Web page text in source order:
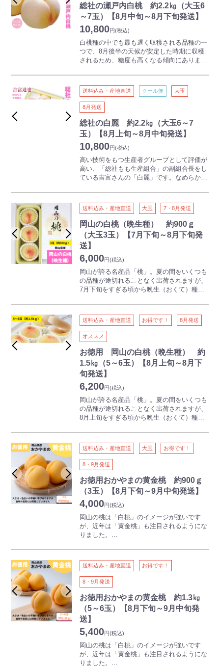
る」総社もも生産組合の心意気。適熟にこだ
わったブランド桃です。
総社の瀬戸内白桃 約2.2㎏（大玉6
～7玉）【8月中旬～8月下旬発送】
10,800円(税込)
白桃種の中でも最も遅く収穫される品種の一
つで、8月後半の天候が安定した時期に収穫
されるため、糖度も高くなる傾向にありま
※佐伯亮太朗さんを中心とした「総社もも生
産組合」の桃をお届けします。
吉備路として有名な古代吉備文化発祥の地・
総社市から、産地限定の桃をお届けします。
「お客様の気持ちになって美味しい桃を作
る」総社もも生産組合の心意気。適熟にこだ
わったブランド桃です。
送料込み・産地直送 クール便 大玉
8月発送
総社の白麗 約2.2㎏（大玉6～7
玉）【8月上旬～8月中旬発送】
10,800円(税込)
高い技術をもつ生産者グループとして評価が
高い、「総社もも生産組合」の副組合長をし
ている吉富さんの「白麗」です。なめらかな
とつです。
※吉富達也さんを中心とした「総社もも生産
組合」の桃をお届けします。
吉備路として有名な古代吉備文化発祥の地・
総社市から、産地限定の桃をお届けします。
「お客様の気持ちになって美味しい桃を作
る」総社もも生産組合の心意気。適熟にこだ
送料込み・産地直送 大玉 7・8月発送
岡山の白桃（晩生種） 約900ｇ
（大玉3玉）【7月下旬～8月下旬発
送】
6,000円(税込)
岡山が誇る名産品「桃」。夏の間をいくつも
の品種が途切れることなく出荷されますが、
7月下旬をすぎる頃から晩生（おくて）種と
晩生種の品種には、おかやま夢白桃、白麗
（はくれい）、瀬戸内白桃などがあります
が、比較的大玉の果実でしっかりとした食感
が特徴です。天候が安定する時期のため、糖
度があがりやすいのも人気の理由です。
大玉で食べ応えのあるギフト用白桃をぜひご
賞味ください。
※品種はお選びいただけませんのでご了承く
ださい
送料込み・産地直送 お得です！ 8月発送
オススメ
お徳用 岡山の白桃（晩生種） 約
1.5㎏（5～6玉）【8月上旬～8月下
旬発送】
6,200円(税込)
岡山が誇る名産品「桃」。夏の間をいくつも
の品種が途切れることなく出荷されますが、
8月上旬をすぎる頃から晩生（おくて）種と
の品種には、おかやま夢白桃、白麗（はくれ
い）、瀬戸内白桃などがありますが、比較的
大玉の果実でしっかりとした食感が特徴で
す。天候が安定する時期のため、糖度があが
りやすいのも人気の理由です。
多少かたちはふぞろいですが、ご家庭でお楽
しみいただける人気商品です。
送料込み・産地直送 大玉 お得です！
8・9月発送
お徳用おかやまの黄金桃 約900ｇ
（3玉）【8月下旬～9月中旬発送】
4,000円(税込)
岡山の桃は「白桃」のイメージが強いです
が、近年は「黄金桃」も注目されるようにな
りました。
は、その名のとおり鮮やかな黄金色、果実は
甘く、フルーティーな香りが特徴です。
【ご注意】
本商品は離島・沖縄県・北海道にはお届けで
きません
本商品には熨斗をつけることができません
送料込み・産地直送 お得です！
8・9月発送
お徳用おかやまの黄金桃 約1.3㎏
（5～6玉）【8月下旬～9月中旬発
送】
5,400円(税込)
岡山の桃は「白桃」のイメージが強いです
が、近年は「黄金桃」も注目されるようにな
りました。